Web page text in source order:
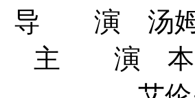
导 演 汤姆·
主 演 本·